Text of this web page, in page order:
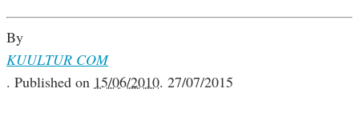
By
KUULTUR COM
. Published on 15/06/2010. 27/07/2015